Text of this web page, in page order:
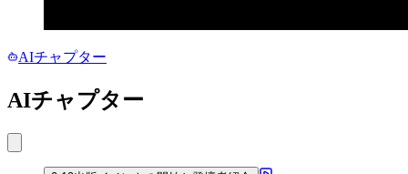
AIチャプター
AIチャプター